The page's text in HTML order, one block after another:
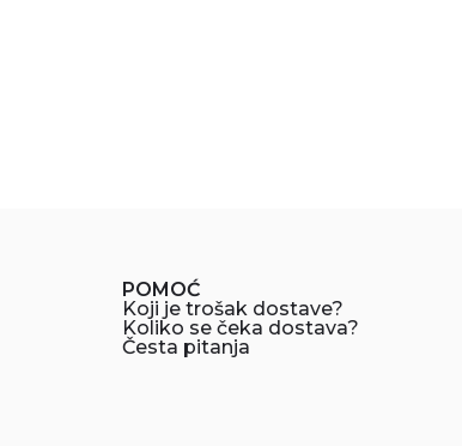
POMOĆ
Koji je trošak dostave?
Koliko se čeka dostava?
Česta pitanja